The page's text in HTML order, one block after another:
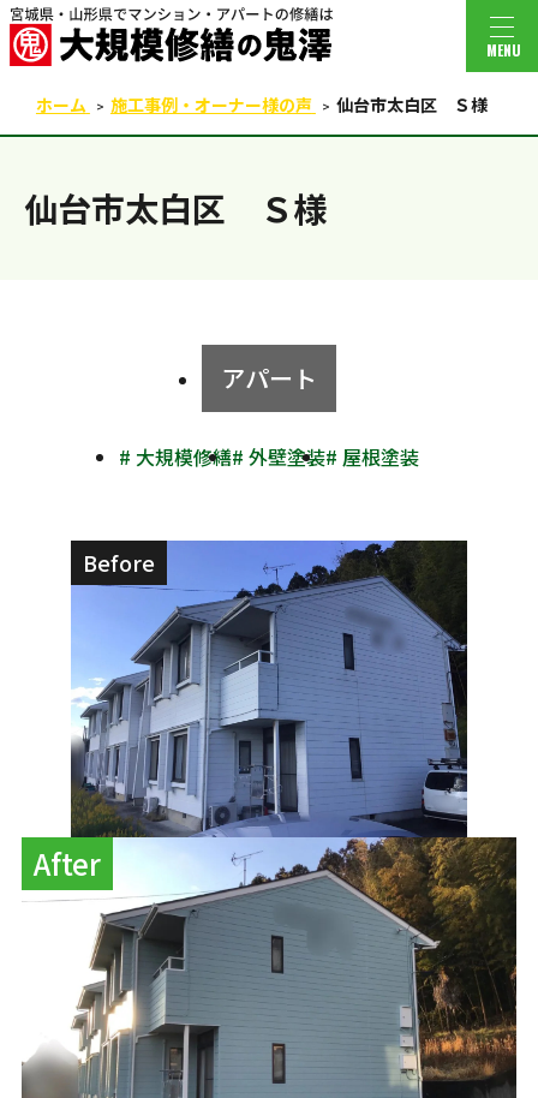
MENU
ホーム 施工事例・オーナー様の声 仙台市太白区 Ｓ様
仙台市太白区 Ｓ様
アパート
# 大規模修繕# 外壁塗装# 屋根塗装
Before
After